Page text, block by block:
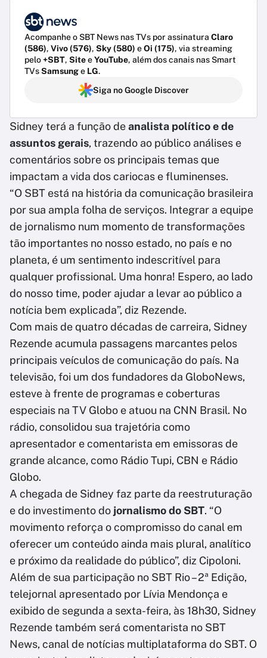
Acompanhe o SBT News nas TVs por assinatura Claro
(586), Vivo (576), Sky (580) eOi (175), via streaming
pelo+SBT, SiteeYouTube, além dos canais nas Smart
TVsSamsunge LG.
Siga no Google Discover
Sidney terá a função deanalista político e de
assuntos gerais, trazendo ao público análises e
comentários sobre os principais temas que
impactam a vida dos cariocas e fluminenses.
“O SBT está na história da comunicação brasileira
por sua ampla folha de serviços. Integrar a equipe
de jornalismo num momento de transformações
tão importantes no nosso estado, no país e no
planeta, é um sentimento indescritível para
qualquer profissional. Uma honra! Espero, ao lado
do nosso time, poder ajudar a levar ao público a
notícia bem explicada”, diz Rezende.
Com mais de quatro décadas de carreira, Sidney
Rezende acumula passagens marcantes pelos
principais veículos de comunicação do país. Na
televisão, foi um dos fundadores da GloboNews,
esteve à frente de programas e coberturas
especiais na TV Globo e atuou na CNN Brasil. No
rádio, consolidou sua trajetória como
apresentador e comentarista em emissoras de
grande alcance, como Rádio Tupi, CBN e Rádio
Globo.
A chegada de Sidney faz parte da reestruturação
e do investimento do jornalismo do SBT. “O
movimento reforça o compromisso do canal em
oferecer um conteúdo ainda mais plural, analítico
e próximo da realidade do público”, diz Cipoloni.
Além de sua participação no SBT Rio – 2ª Edição,
telejornal apresentado por Lívia Mendonça e
exibido de segunda a sexta-feira, às 18h30, Sidney
Rezende também será comentarista no SBT
News, canal de notícias multiplataforma do SBT. O